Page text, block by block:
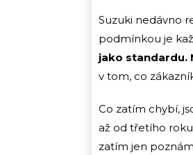
Suzuki nedávno
podmínkou je
jako standardu.
v tom, co
Co zatím chybí,
až od třetího
zatím jen